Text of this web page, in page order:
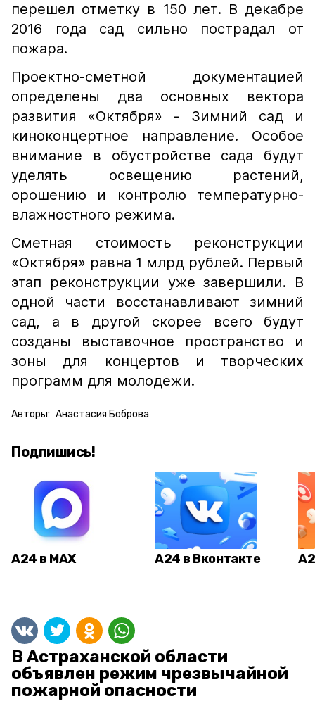
перешел отметку в 150 лет. В декабре
2016 года сад сильно пострадал от
пожара.
Проектно-сметной документацией
определены два основных вектора
развития «Октября» - Зимний сад и
киноконцертное направление. Особое
внимание в обустройстве сада будут
уделять освещению растений,
орошению и контролю температурно-
влажностного режима.
Сметная стоимость реконструкции
«Октября» равна 1 млрд рублей. Первый
этап реконструкции уже завершили. В
одной части восстанавливают зимний
сад, а в другой скорее всего будут
созданы выставочное пространство и
зоны для концертов и творческих
программ для молодежи.
Авторы: Анастасия Боброва
Подпишись!
А24 в MAX А24 в Вконтакте
В Астраханской области
объявлен режим чрезвычайной
пожарной опасности